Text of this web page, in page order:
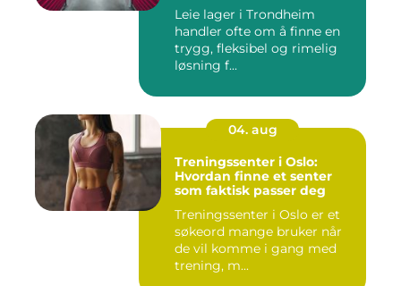
Leie lager i Trondheim
handler ofte om å finne en
trygg, fleksibel og rimelig
løsning f...
04. aug
Treningssenter i Oslo:
Hvordan finne et senter
som faktisk passer deg
Treningssenter i Oslo er et
søkeord mange bruker når
de vil komme i gang med
trening, m...